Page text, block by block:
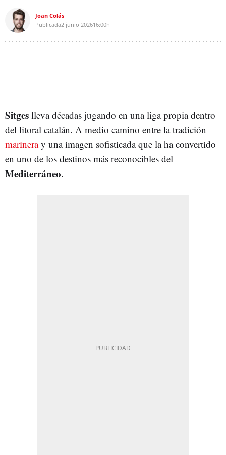
Joan Colás
Publicada2 junio 202616:00h
Sitges lleva décadas jugando en una liga propia dentro
del litoral catalán. A medio camino entre la tradición
marineray una imagen sofisticada que la ha convertido
en uno de los destinos más reconocibles del
Mediterráneo.